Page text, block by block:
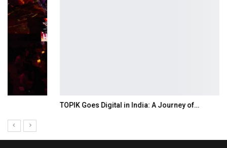
TOPIK Goes Digital in India: A Journey of…